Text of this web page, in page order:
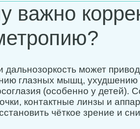
важно
дальнозоркость может
глазных мышц, ухудшению
(особенно у детей).
контактные линзы и
чёткое зрение и